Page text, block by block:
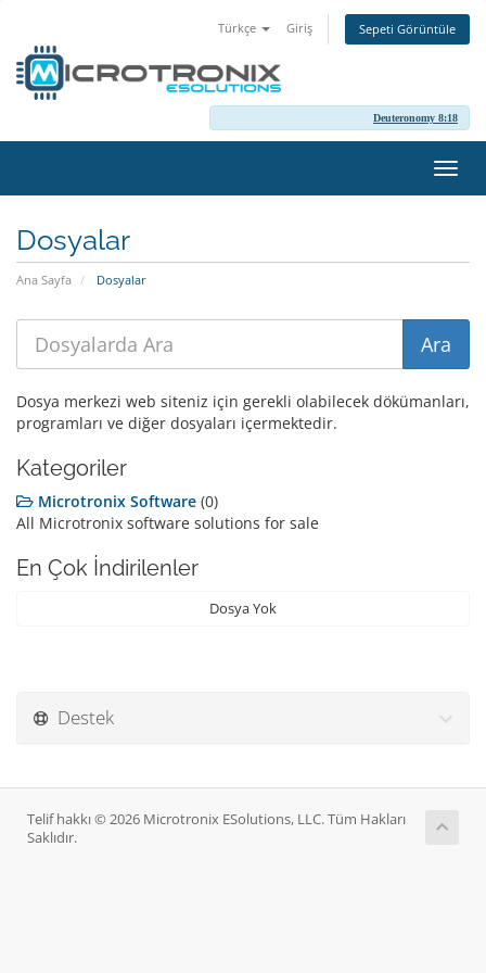
Türkçe Giriş Sepeti Görüntüle
Deuteronomy 8:18
Dosyalar
Ana Sayfa Dosyalar
Dosya merkezi web siteniz için gerekli olabilecek dökümanları,
programları ve diğer dosyaları içermektedir.
Kategoriler
Microtronix Software (0)
All Microtronix software solutions for sale
En Çok İndirilenler
Dosya Yok
Destek
Telif hakkı © 2026 Microtronix ESolutions, LLC. Tüm Hakları
Saklıdır.